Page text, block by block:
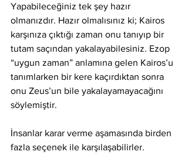
Yapabileceğiniz tek şey hazır
olmanızdır. Hazır olmalısınız ki; Kairos
karşınıza çıktığı zaman onu tanıyıp bir
tutam saçından yakalayabilesiniz. Ezop
“uygun zaman” anlamına gelen Kairos’u
tanımlarken bir kere kaçırdıktan sonra
onu Zeus’un bile yakalayamayacağını
söylemiştir.
İnsanlar karar verme aşamasında birden
fazla seçenek ile karşılaşabilirler.